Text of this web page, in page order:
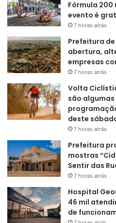
Fórmula 200
evento é
7 horas atrás
Prefeitura
abertura,
empresas
7 horas atrás
Volta
são
deste
7 horas atrás
Prefeitura
mostras
Sentir das
7 horas atrás
Hospital
46 mil
de